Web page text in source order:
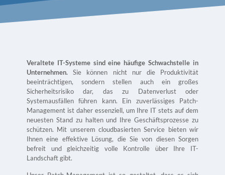
Veraltete IT-Systeme sind eine häufige Schwachstelle in
Unternehmen. Sie können nicht nur die Produktivität
beeinträchtigen, sondern stellen auch ein großes
Sicherheitsrisiko dar, das zu Datenverlust oder
Systemausfällen führen kann. Ein zuverlässiges Patch-
Management ist daher essenziell, um Ihre IT stets auf dem
neuesten Stand zu halten und Ihre Geschäftsprozesse zu
schützen. Mit unserem cloudbasierten Service bieten wir
Ihnen eine effektive Lösung, die Sie von diesen Sorgen
befreit und gleichzeitig volle Kontrolle über Ihre IT-
Landschaft gibt.